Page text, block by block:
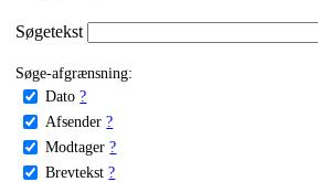
Søgetekst
Søge-afgrænsning:
Dato ?
Afsender ?
Modtager ?
Brevtekst ?